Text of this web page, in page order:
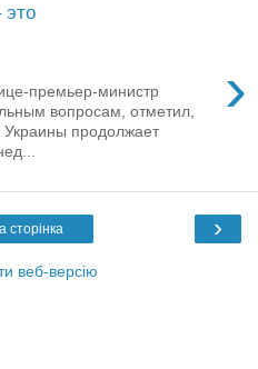
›
премьер-министр
вопросам, отметил,
Украины продолжает
›
сторінка
веб-версію